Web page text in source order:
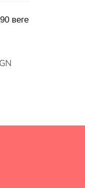
веге